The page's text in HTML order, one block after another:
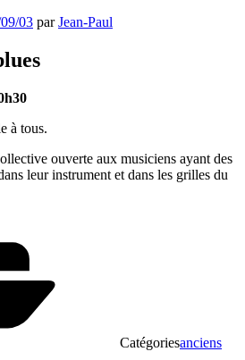
03 parJean-Paul
à tous.
ouverte aux musiciens ayant des
leur instrument et dans les grilles du
Catégoriesanciens